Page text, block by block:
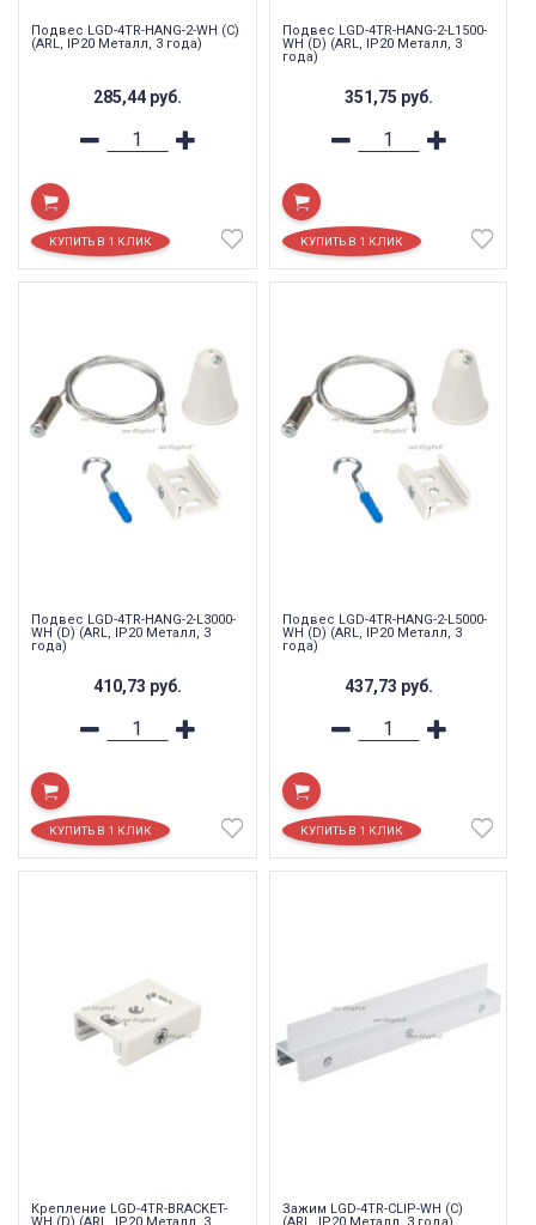
Подвес LGD-4TR-HANG-2-WH (C)
(ARL, IP20 Металл, 3 года)
285,44 руб.
Подвес LGD-4TR-HANG-2-L1500-
WH (D) (ARL, IP20 Металл, 3
года)
351,75 руб.
Подвес LGD-4TR-HANG-2-L3000-
WH (D) (ARL, IP20 Металл, 3
года)
410,73 руб.
Подвес LGD-4TR-HANG-2-L5000-
WH (D) (ARL, IP20 Металл, 3
года)
437,73 руб.
Крепление LGD-4TR-BRACKET-
WH (D) (ARL, IP20 Металл, 3
Зажим LGD-4TR-CLIP-WH (C)
(ARL, IP20 Металл, 3 года)